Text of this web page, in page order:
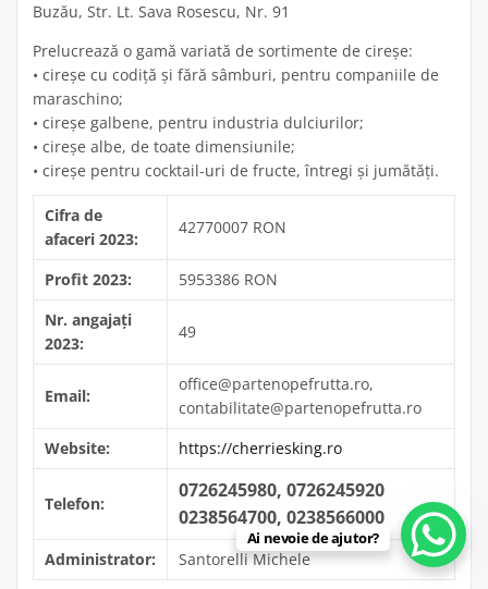
Buzău, Str. Lt. Sava Rosescu, Nr. 91
Prelucrează o gamă variată de sortimente de cireşe:
• cireşe cu codiţă şi fără sâmburi, pentru companiile de
maraschino;
• cireşe galbene, pentru industria dulciurilor;
• cireşe albe, de toate dimensiunile;
• cireşe pentru cocktail-uri de fructe, întregi şi jumătăţi.
Cifra de
afaceri 2023:
42770007 RON
Profit 2023:
5953386 RON
Nr. angajați
2023:
49
Email:
office@partenopefrutta.ro,
contabilitate@partenopefrutta.ro
Website:
https://cherriesking.ro
Telefon:
0726245980, 0726245920
0238564700, 0238566000
Administrator: Santorelli Michele
Ai nevoie de ajutor?